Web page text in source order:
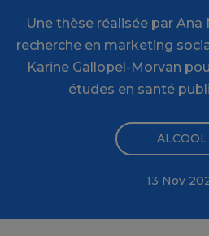
Une thèse réalisée par
recherche en marketing
Karine Gallopel-Morvan
études en santé
ALCOOL
13 Nov